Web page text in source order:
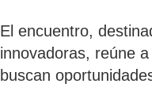
El encuentro,
innovadoras, reúne
buscan